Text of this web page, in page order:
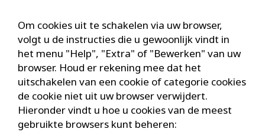
Om cookies uit te schakelen via uw browser,
volgt u de instructies die u gewoonlijk vindt in
het menu "Help", "Extra" of "Bewerken" van uw
browser. Houd er rekening mee dat het
uitschakelen van een cookie of categorie cookies
de cookie niet uit uw browser verwijdert.
Hieronder vindt u hoe u cookies van de meest
gebruikte browsers kunt beheren: